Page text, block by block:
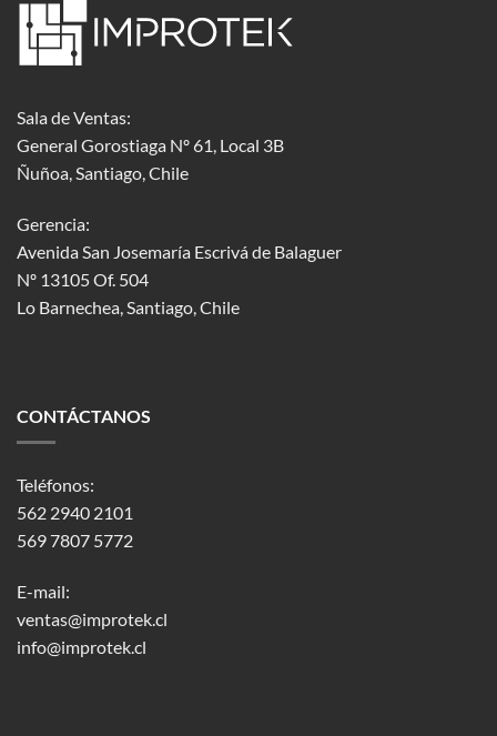
Sala de Ventas:
General Gorostiaga Nº 61, Local 3B
Ñuñoa, Santiago, Chile
Gerencia:
Avenida San Josemaría Escrivá de Balaguer
Nº 13105 Of. 504
Lo Barnechea , Santiago, Chile
CONTÁCTANOS
Teléfonos:
562 2940 2101
569 7807 5772
E-mail:
ventas@improtek.cl
info@improtek.cl